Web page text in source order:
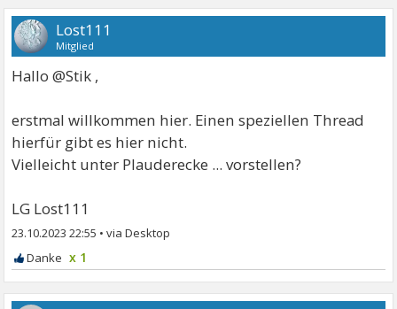
Lost111
Mitglied
Hallo @Stik ,
erstmal willkommen hier. Einen speziellen Thread
hierfür gibt es hier nicht.
Vielleicht unter Plauderecke ... vorstellen?
LG Lost111
23.10.2023 22:55 •
x 1